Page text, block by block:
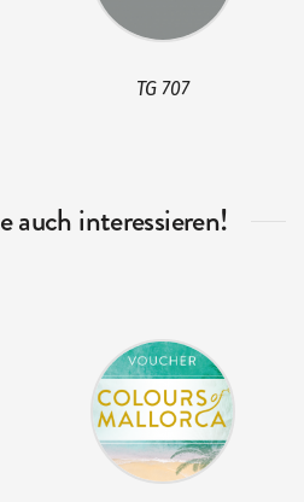
TG 707
auch interessieren!